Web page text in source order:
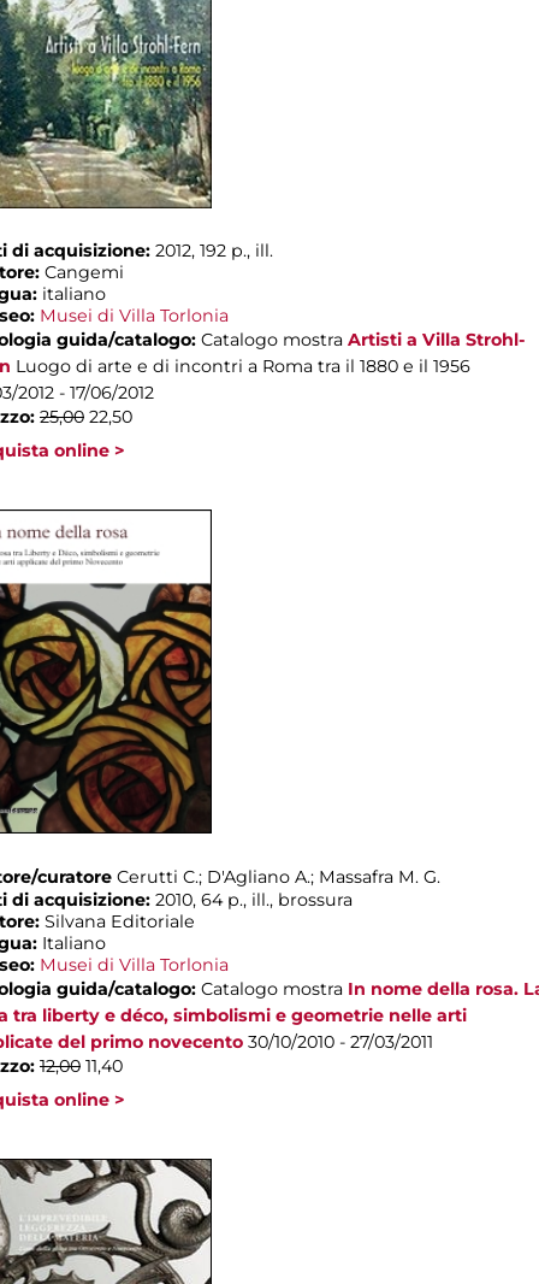
di acquisizione: 2012, 192 p., ill.
Cangemi
italiano
Musei di Villa Torlonia
guida/catalogo: Catalogo mostra Artisti a Villa Strohl-
Luogo di arte e di incontri a Roma tra il 1880 e il 1956
2012 - 17/06/2012
25,00 22,50
online >
curatore Cerutti C.; D'Agliano A.; Massafra M. G.
di acquisizione: 2010, 64 p., ill., brossura
Silvana Editoriale
Italiano
Musei di Villa Torlonia
guida/catalogo: Catalogo mostra In nome della rosa.
tra liberty e déco, simbolismi e geometrie nelle arti
del primo novecento 30/10/2010 - 27/03/2011
12,00 11,40
online >